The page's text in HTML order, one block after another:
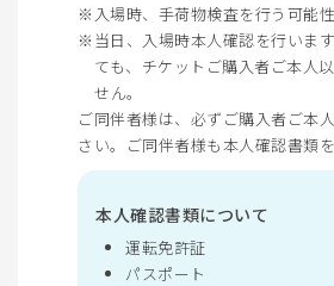
入場時、手荷物検査を行う可能性
当日、入場時本人確認を行いま
ても、チケットご購入者ご本人
せん。
ご同伴者様は、必ずご購入者ご本
さい。ご同伴者様も本人確認書類
本人確認書類について
運転免許証
パスポート